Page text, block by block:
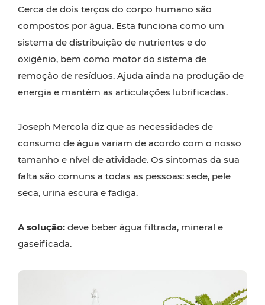
Cerca de dois terços do corpo humano são
compostos por água. Esta funciona como um
sistema de distribuição de nutrientes e do
oxigénio, bem como motor do sistema de
remoção de resíduos. Ajuda ainda na produção de
energia e mantém as articulações lubrificadas.
Joseph Mercola diz que as necessidades de
consumo de água variam de acordo com o nosso
tamanho e nível de atividade. Os sintomas da sua
falta são comuns a todas as pessoas: sede, pele
seca, urina escura e fadiga.
A solução: deve beber água filtrada, mineral e
gaseificada.